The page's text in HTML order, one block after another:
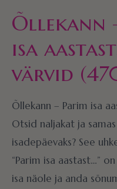
Õllekann
isa
värvid
Õllekann – Parim isa
Otsid naljakat ja
isadepäevaks? See
“Parim isa aastast…”
isa näole ja anda